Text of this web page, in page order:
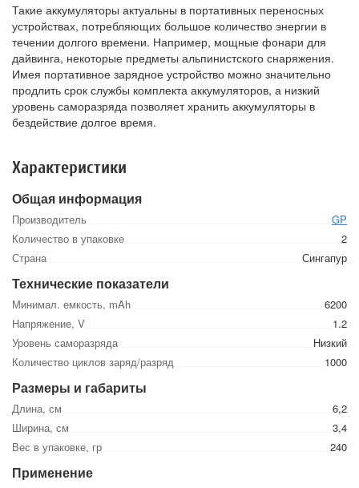
Такие аккумуляторы актуальны в портативных переносных
устройствах, потребляющих большое количество энергии в
течении долгого времени. Например, мощные фонари для
дайвинга, некоторые предметы альпинистского снаряжения.
Имея портативное зарядное устройство можно значительно
продлить срок службы комплекта аккумуляторов, а низкий
уровень саморазряда позволяет хранить аккумуляторы в
бездействие долгое время.
Характеристики
Общая информация
Производитель
GP
Количество в упаковке
2
Страна
Сингапур
Технические показатели
Минимал. емкость, mAh
6200
Напряжение, V
1.2
Уровень саморазряда
Низкий
Количество циклов заряд/разряд
1000
Размеры и габариты
Длина, см
6,2
Ширина, см
3,4
Вес в упаковке, гр
240
Применение